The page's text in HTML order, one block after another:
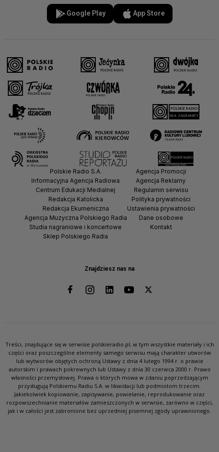
Google Play App Store
Znajdziesz nas na
Polskie Radio S.A.
Informacyjna Agencja Radiowa
Centrum Edukacji Medialnej
Redakcja Katolicka
Redakcja Ekumeniczna
Agencja Muzyczna Polskiego Radia
Studia nagraniowe i koncertowe
Sklep Polskiego Radia
Agencja Promocji
Agencja Reklamy
Regulamin serwisu
Polityka prywatności
Ustawienia prywatności
Dane osobowe
Kontakt
Treści, znajdujące się w serwisie polskieradio.pl, w tym wszystkie materiały i ich
części oraz poszczególne elementy samego serwisu mają charakter utworów
lub wytworów objętych ochroną Ustawy z dnia 4 lutego 1994 r. o prawie
autorskim i prawach pokrewnych lub Ustawy z dnia 30 czerwca 2000 r. Prawo
własności przemysłowej. Prawa o których mowa w zdaniu poprzedzającym
przysługują Polskiemu Radiu S.A. w likwidacji lub podmiotom trzecim.
Jakiekolwiek kopiowanie, zapisywanie, powielanie, reprodukowanie oraz
rozpowszechnianie materiałów zamieszczonych w serwisie, zarówno w części,
jak i w całości jest zabronione bez uprzedniej pisemnej zgody uprawnionego.